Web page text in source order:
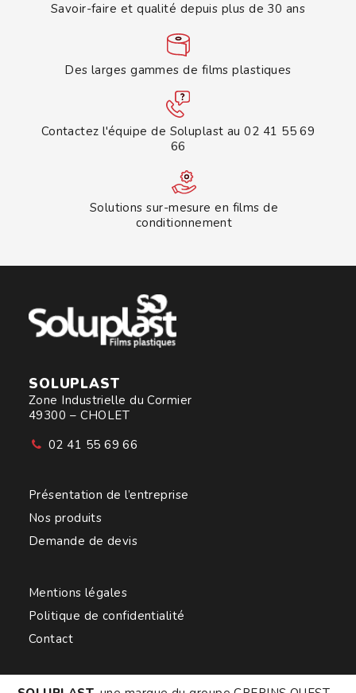
Savoir-faire et qualité depuis plus de 30 ans
Des larges gammes de films plastiques
Contactez l'équipe de Soluplast au 02 41 55 69
66
Solutions sur-mesure en films de
conditionnement
SOLUPLAST
Zone Industrielle du Cormier
49300 – CHOLET
02 41 55 69 66
Présentation de l’entreprise
Nos produits
Demande de devis
Mentions légales
Politique de confidentialité
Contact